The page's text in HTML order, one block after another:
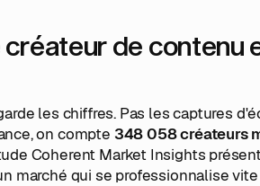
de contenu
les chiffres. Pas les captures
on compte 348 058 créateurs
Coherent Market Insights
marché qui se professionnalise